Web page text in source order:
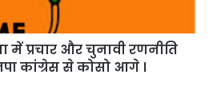
प्रचार और चुनावी रणनीति
कांग्रेस से कोसो आगे ।